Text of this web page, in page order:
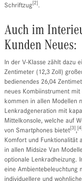
Schriftzug[2] .
Auch im
Kunden Neues:
In der V-Klasse zählt dazu
Zentimeter (12,3 Zoll)
bedienendes 26,04
neues Kombiinstrument
kommen in allen Modellen
Lenkradgeneration mit
Mittelkonsole, welche auf
von Smartphones bietet[3], [4]
Komfort und Funktionalität
in allen Midsize Van
optionale Lenkradheizung.
eine Ambientebeleuchtung
individuellere und